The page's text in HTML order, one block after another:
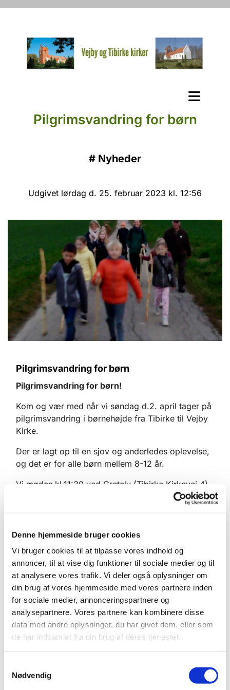
Denne hjemmeside bruger cookies
Vi bruger cookies til at tilpasse vores indhold og
annoncer, til at vise dig funktioner til sociale medier og til
at analysere vores trafik. Vi deler også oplysninger om
din brug af vores hjemmeside med vores partnere inden
for sociale medier, annonceringspartnere og
analysepartnere. Vores partnere kan kombinere disse
data med andre oplysninger, du har givet dem, eller som
de har indsamlet fra din brug af deres tjenester.
Nødvendig
Pilgrimsvandring for børn
# Nyheder
Udgivet lørdag d. 25. februar 2023 kl. 12:56
Pilgrimsvandring for børn
Pilgrimsvandring for børn!
Kom og vær med når vi søndag d.2. april tager på
pilgrimsvandring i børnehøjde fra Tibirke til Vejby
Kirke.
Der er lagt op til en sjov og anderledes oplevelse,
og det er for alle børn mellem 8-12 år.
Vi mødes kl.11:30 ved Gretely (Tibirke Kirkevej 4).
naturvejleder Niels Henriksen, som har lagt ruten
Niels er også en af folkene bag “Esrum-
Tisvildevejen” og en garvet pilgrimsvandrer.
Undervejs på ruten kommer vi forbi
Rabarbergården i Holløse, hvor vi holder en
velfortjent pause. Vi slutter ca. kl.15 i Vejby, hvor vi
skal en tur op i kirketårnet og nyde udsigten.
Kom og vær med - Det bliver fedt!
(Minikonfirmandundervisere i hhv.